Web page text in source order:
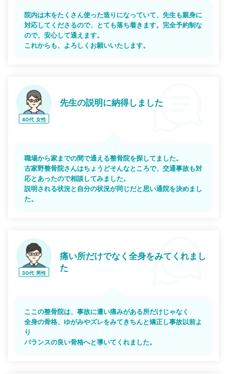
院内は木をたくさん使った造りになっていて、先生も親身に
対応してくださるので、とても落ち着きます。完全予約制な
ので、安心して通えます。
これからも、よろしくお願いいたします。
40代 女性
先生の説明に納得しました
職場から家までの間で通える整骨院を探してました。
古家野整骨院さんはちょうどそんなところで、交通事故も対
応とあったので相談してみました。
説明される状況と自分の状況が同じだと思い通院を決めまし
た。
30代 男性
痛い所だけでなく全身をみてくれまし
た
ここの整骨院は、事故に遭い痛みがある所だけじゃなく
全身の骨格、ゆがみやズレをみてきちんと矯正し事故以前よ
り
バランスの良い骨格へと導いてくれました。